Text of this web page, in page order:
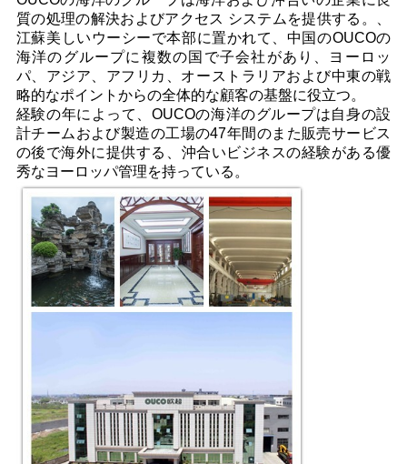
リ
シ
ー
質の処理の解決およびアクセス システムを提供する。
江蘇美しいウーシーで本部に置かれて、中国のOUCOの
海洋のグループに 複数の国で子会社があり、ヨーロッ
パ、アジア、アフリカ、オーストラリアおよび中東の戦
略的なポイントからの全体的な顧客の基盤に役立つ。
経験の年によって、OUCOの海洋のグループは自身の設
計チームおよび製造の工場の47年間のまた販売サービス
の後で海外に提供する、沖合いビジネスの経験がある優
秀なヨーロッパ管理を持っている。